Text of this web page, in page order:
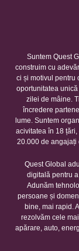
Suntem Quest
construim cu
ci și motivul pentru
oportunitatea
zilei de mâine.
încredere
lume. Suntem
acivitatea în 18
20.000 de angajați
Quest Global
digitală pentru
Adunăm
persoane și
bine, mai rapid.
rezolvăm cele
apărare, auto,